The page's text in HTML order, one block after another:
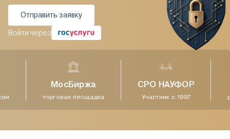
Отправить заявку
Войти через
МосБиржа
торговая площадка
СРО НАУФОР
Участник с 1997